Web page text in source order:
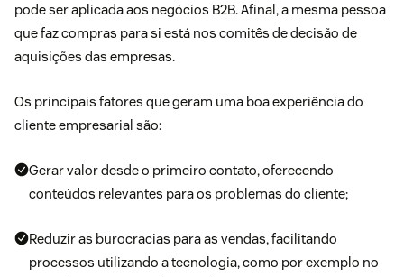
pode ser aplicada aos negócios B2B. Afinal, a mesma pessoa
que faz compras para si está nos comitês de decisão de
aquisições das empresas.
Os principais fatores que geram uma boa experiência do
cliente empresarial são:
Gerar valor desde o primeiro contato, oferecendo
conteúdos relevantes para os problemas do cliente;
Reduzir as burocracias para as vendas, facilitando
processos utilizando a tecnologia, como por exemplo no